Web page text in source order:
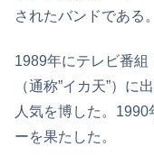
されたバンドである。
1989年にテレビ番組
（通称”イカ天”）
人気を博した。
ーを果たした。